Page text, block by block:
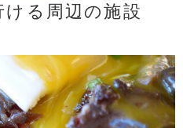
る周辺の施設